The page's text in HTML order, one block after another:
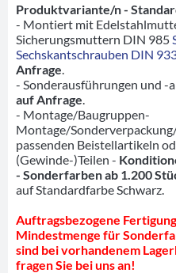
Produktvariante/n -
- Montiert mit
Sicherungsmuttern DIN 985
Sechskantschrauben DIN
Anfrage
- Sonderausführungen und -
auf Anfrage
- Montage/Baugruppen-
Montage/
passenden Beistellartikeln
(Gewinde-)Teilen -
- Sonderfarben ab 1.200
auf Standardfarbe Schwarz.
Auftragsbezogene
Mindestmenge für
sind bei vorhandenem
fragen Sie bei uns an!